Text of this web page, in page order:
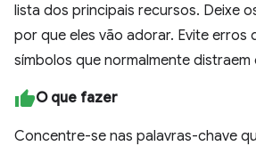
lista dos principais recursos. Deixe
por que eles vão adorar. Evite erros
símbolos que normalmente distraem
O que fazer
Concentre-se nas palavras-chave